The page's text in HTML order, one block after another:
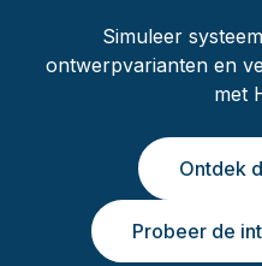
Simuleer
ontwerpvarianten en
met
Ontdek
Probeer de